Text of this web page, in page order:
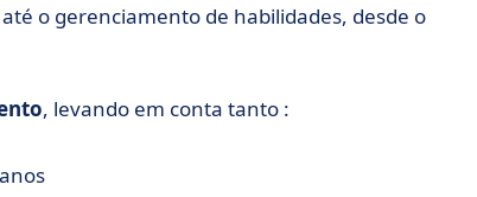
o gerenciamento de habilidades, desde o
, levando em conta tanto :